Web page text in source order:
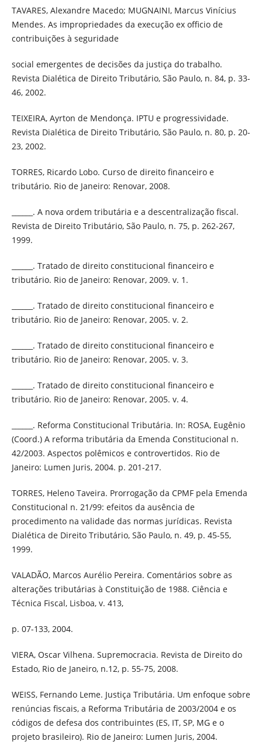
TAVARES, Alexandre Macedo; MUGNAINI, Marcus Vinícius
Mendes. As impropriedades da execução ex officio de
contribuições à seguridade
social emergentes de decisões da justiça do trabalho.
Revista Dialética de Direito Tributário, São Paulo, n. 84, p. 33-
46, 2002.
TEIXEIRA, Ayrton de Mendonça. IPTU e progressividade.
Revista Dialética de Direito Tributário, São Paulo, n. 80, p. 20-
23, 2002.
TORRES, Ricardo Lobo. Curso de direito financeiro e
tributário. Rio de Janeiro: Renovar, 2008.
______. A nova ordem tributária e a descentralização fiscal.
Revista de Direito Tributário, São Paulo, n. 75, p. 262-267,
1999.
______. Tratado de direito constitucional financeiro e
tributário. Rio de Janeiro: Renovar, 2009. v. 1.
______. Tratado de direito constitucional financeiro e
tributário. Rio de Janeiro: Renovar, 2005. v. 2.
______. Tratado de direito constitucional financeiro e
tributário. Rio de Janeiro: Renovar, 2005. v. 3.
______. Tratado de direito constitucional financeiro e
tributário. Rio de Janeiro: Renovar, 2005. v. 4.
______. Reforma Constitucional Tributária. In: ROSA, Eugênio
(Coord.) A reforma tributária da Emenda Constitucional n.
42/2003. Aspectos polêmicos e controvertidos. Rio de
Janeiro: Lumen Juris, 2004. p. 201-217.
TORRES, Heleno Taveira. Prorrogação da CPMF pela Emenda
Constitucional n. 21/99: efeitos da ausência de
procedimento na validade das normas jurídicas. Revista
Dialética de Direito Tributário, São Paulo, n. 49, p. 45-55,
1999.
VALADÃO, Marcos Aurélio Pereira. Comentários sobre as
alterações tributárias à Constituição de 1988. Ciência e
Técnica Fiscal, Lisboa, v. 413,
p. 07-133, 2004.
VIERA, Oscar Vilhena. Supremocracia. Revista de Direito do
Estado, Rio de Janeiro, n.12, p. 55-75, 2008.
WEISS, Fernando Leme. Justiça Tributária. Um enfoque sobre
renúncias fiscais, a Reforma Tributária de 2003/2004 e os
códigos de defesa dos contribuintes (ES, IT, SP, MG e o
projeto brasileiro). Rio de Janeiro: Lumen Juris, 2004.